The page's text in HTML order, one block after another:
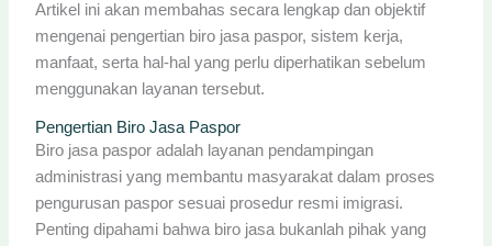
Artikel ini akan membahas secara lengkap dan objektif
mengenai pengertian biro jasa paspor, sistem kerja,
manfaat, serta hal-hal yang perlu diperhatikan sebelum
menggunakan layanan tersebut.
Pengertian Biro Jasa Paspor
Biro jasa paspor adalah layanan pendampingan
administrasi yang membantu masyarakat dalam proses
pengurusan paspor sesuai prosedur resmi imigrasi.
Penting dipahami bahwa biro jasa bukanlah pihak yang